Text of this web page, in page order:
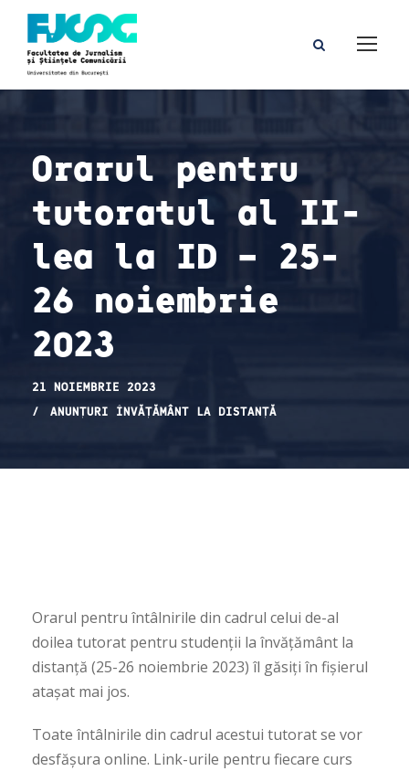
Orarul pentru
tutoratul al II-
lea la ID – 25-
26 noiembrie
2023
21 NOIEMBRIE 2023
ANUNȚURI ÎNVĂȚĂMÂNT LA DISTANȚĂ
Orarul pentru întâlnirile din cadrul celui de-al
doilea tutorat pentru studenții la învățământ la
distanță (25-26 noiembrie 2023) îl găsiți în fișierul
atașat mai jos.
Toate întâlnirile din cadrul acestui tutorat se vor
desfășura online. Link-urile pentru fiecare curs